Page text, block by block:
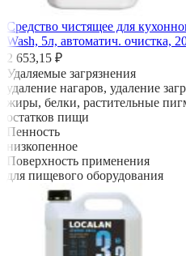
Средство чистящее для
Wash, 5л, автоматич. очистка,
2 653,15 ₽
Удаляемые загрязнения
удаление нагаров, удаление
жиры, белки, растительные
остатков пищи
Пенность
низкопенное
Поверхность применения
для пищевого оборудования